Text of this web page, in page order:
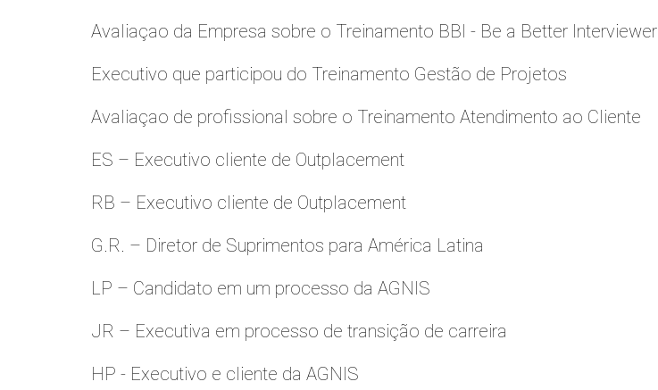
Avaliaçao da Empresa sobre o Treinamento BBI - Be a Better Interviewer
Executivo que participou do Treinamento Gestão de Projetos
Avaliaçao de profissional sobre o Treinamento Atendimento ao Cliente
ES – Executivo cliente de Outplacement
RB – Executivo cliente de Outplacement
G.R. – Diretor de Suprimentos para América Latina
LP – Candidato em um processo da AGNIS
JR – Executiva em processo de transição de carreira
HP - Executivo e cliente da AGNIS